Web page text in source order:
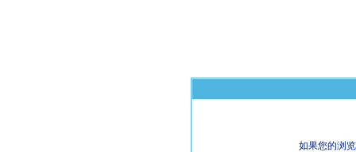
如果您的浏